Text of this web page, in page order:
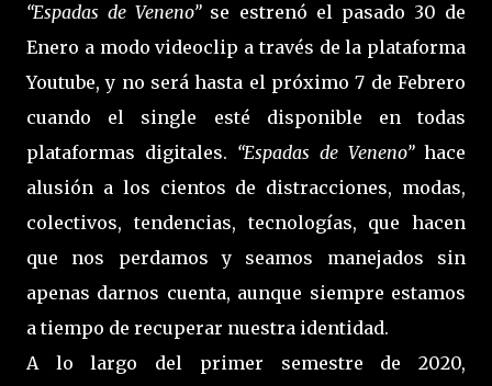
“Espadas de Veneno”se estrenó el pasado 30 de
Enero a modo videoclip a través de la plataforma
Youtube, y no será hasta el próximo 7 de Febrero
cuando el single esté disponible en todas
plataformas digitales. “Espadas de Veneno”hace
alusión a los cientos de distracciones, modas,
colectivos, tendencias, tecnologías, que hacen
que nos perdamos y seamos manejados sin
apenas darnos cuenta, aunque siempre estamos
a tiempo de recuperar nuestra identidad.
A lo largo del primer semestre de 2020,